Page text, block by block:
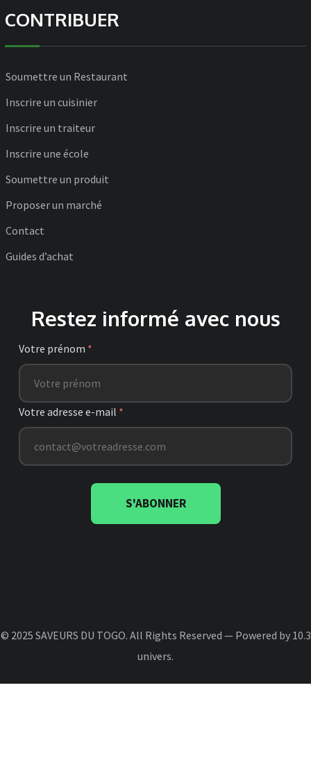
CONTRIBUER
Soumettre un Restaurant
Inscrire un cuisinier
Inscrire un traiteur
Inscrire une école
Soumettre un produit
Proposer un marché
Contact
Guides d’achat
Restez informé avec nous
Votre prénom *
Votre adresse e-mail *
S'ABONNER
© 2025 SAVEURS DU TOGO. All Rights Reserved — Powered by 10.3
univers.